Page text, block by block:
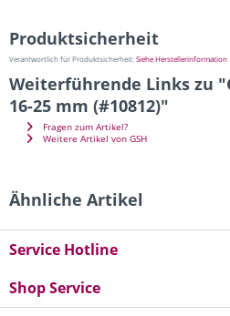
Produktsicherheit
Verantwortlich für Produktsicherheit:Siehe Herstellerinformation
Weiterführende Links zu
16-25 mm (#10812)"
Fragen zum Artikel?
Weitere Artikel von GSH
Ähnliche Artikel
Service Hotline
Shop Service